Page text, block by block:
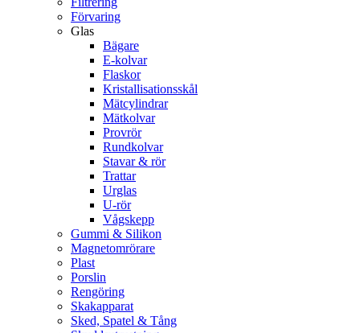
Förvaring
Glas
Bägare
E-kolvar
Flaskor
Kristallisationsskål
Mätcylindrar
Mätkolvar
Provrör
Rundkolvar
Stavar & rör
Trattar
Urglas
U-rör
Vågskepp
Gummi & Silikon
Magnetomrörare
Plast
Porslin
Rengöring
Skakapparat
Sked, Spatel & Tång